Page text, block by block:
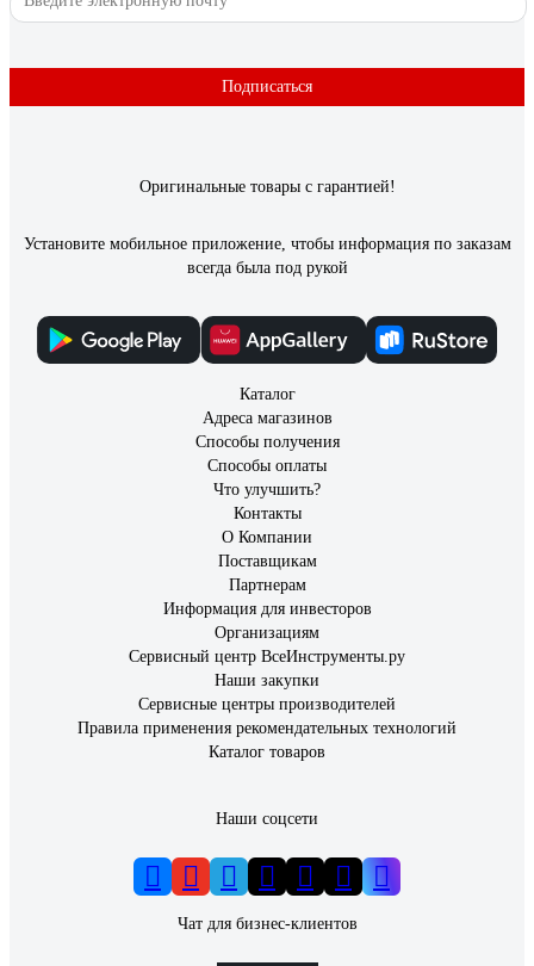
Подписаться
Оригинальные товары с гарантией!
Установите мобильное приложение, чтобы информация по заказам
всегда была под рукой
Каталог
Адреса магазинов
Способы получения
Способы оплаты
Что улучшить?
Контакты
О Компании
Поставщикам
Партнерам
Информация для инвесторов
Организациям
Сервисный центр ВсеИнструменты.ру
Наши закупки
Сервисные центры производителей
Правила применения рекомендательных технологий
Каталог товаров
Наши соцсети
Чат для бизнес-клиентов